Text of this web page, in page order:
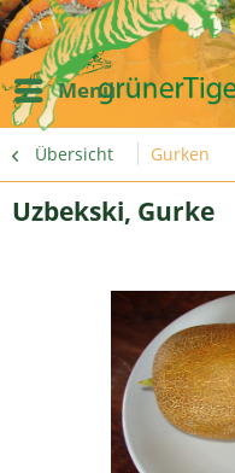
Menü
Übersicht Gurken
Uzbekski, Gurke